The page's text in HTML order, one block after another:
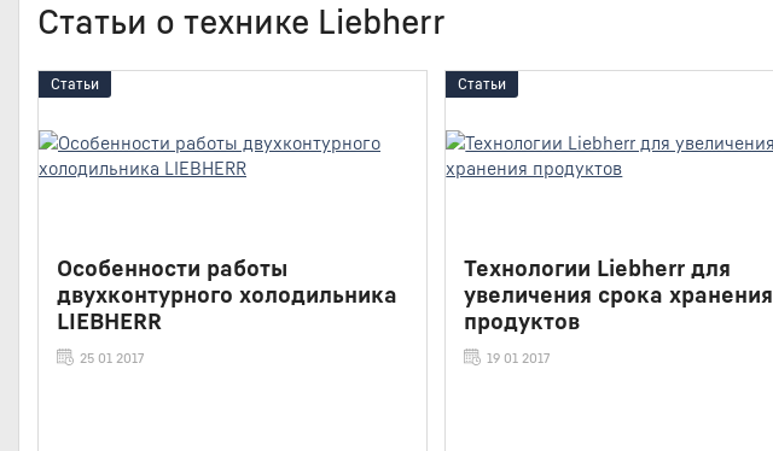
Статьи о технике Liebherr
Статьи
Особенности работы
двухконтурного холодильника
LIEBHERR
25 01 2017
Статьи
Технологии Liebherr для
увеличения срока хранения
продуктов
19 01 2017